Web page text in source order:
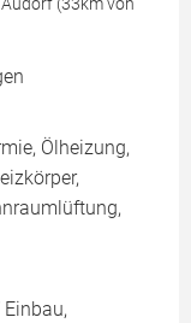
(33km von
Ölheizung,